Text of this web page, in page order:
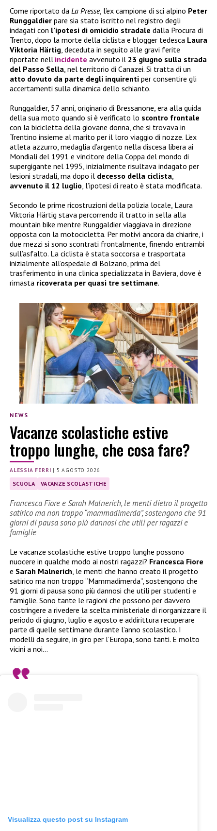
Come riportato da La Presse, l’ex campione di sci alpino Peter
Runggaldier pare sia stato iscritto nel registro degli
indagati con l’ipotesi di omicidio stradale dalla Procura di
Trento, dopo la morte della ciclista e blogger tedesca Laura
Viktoria Härtig, deceduta in seguito alle gravi ferite
riportate nell’incidente avvenuto il 23 giugno sulla strada
del Passo Sella, nel territorio di Canazei. Si tratta di un
atto dovuto da parte degli inquirenti per consentire gli
accertamenti sulla dinamica dello schianto.
Runggaldier, 57 anni, originario di Bressanone, era alla guida
della sua moto quando si è verificato lo scontro frontale
con la bicicletta della giovane donna, che si trovava in
Trentino insieme al marito per il loro viaggio di nozze. L’ex
atleta azzurro, medaglia d’argento nella discesa libera ai
Mondiali del 1991 e vincitore della Coppa del mondo di
supergigante nel 1995, inizialmente risultava indagato per
lesioni stradali, ma dopo il decesso della ciclista,
avvenuto il 12 luglio, l’ipotesi di reato è stata modificata.
Secondo le prime ricostruzioni della polizia locale, Laura
Viktoria Härtig stava percorrendo il tratto in sella alla
mountain bike mentre Runggaldier viaggiava in direzione
opposta con la motocicletta. Per motivi ancora da chiarire, i
due mezzi si sono scontrati frontalmente, finendo entrambi
sull’asfalto. La ciclista è stata soccorsa e trasportata
inizialmente all’ospedale di Bolzano, prima del
trasferimento in una clinica specializzata in Baviera, dove è
rimasta ricoverata per quasi tre settimane.
NEWS
Vacanze scolastiche estive
troppo lunghe, che cosa fare?
ALESSIA FERRI | 5 AGOSTO 2026
SCUOLA VACANZE SCOLASTICHE
Francesca Fiore e Sarah Malnerich, le menti dietro il progetto
satirico ma non troppo “mammadimerda”, sostengono che 91
giorni di pausa sono più dannosi che utili per ragazzi e
famiglie
Le vacanze scolastiche estive troppo lunghe possono
nuocere in qualche modo ai nostri ragazzi? Francesca Fiore
e Sarah Malnerich , le menti che hanno creato il progetto
satirico ma non troppo “Mammadimerda”, sostengono che
91 giorni di pausa sono più dannosi che utili per studenti e
famiglie. Sono tante le ragioni che possono per davvero
costringere a rivedere la scelta ministeriale di riorganizzare il
periodo di giugno, luglio e agosto e addirittura recuperare
parte di quelle settimane durante l’anno scolastico. I
modelli da seguire, in giro per l’Europa, sono tanti. E molto
vicini a noi…
Visualizza questo post su Instagram